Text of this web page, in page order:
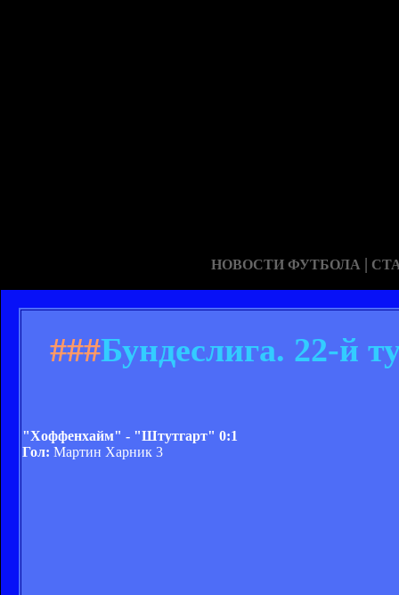
НОВОСТИ ФУТБОЛА |
###Бундеслига. 22-й
"Хоффенхайм" - "Штутгарт" 0:1
Гол: Мартин Харник 3